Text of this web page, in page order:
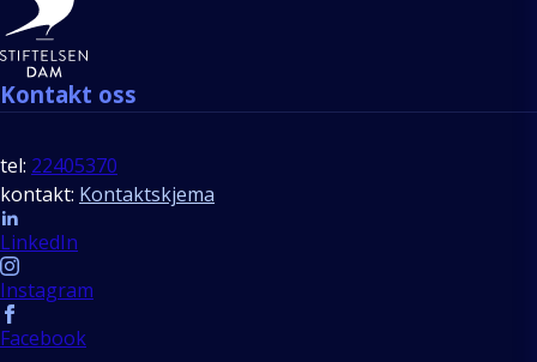
Kontakt oss
tel: 22405370
kontakt: Kontaktskjema
Follow us
LinkedIn
Instagram
Facebook